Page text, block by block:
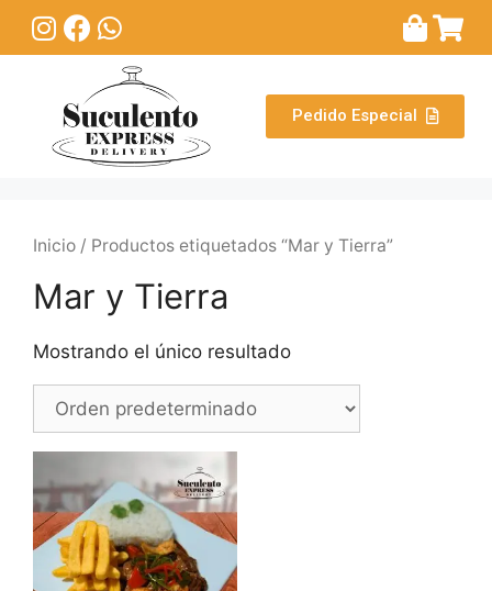
Pedido Especial
Inicio / Productos etiquetados “Mar y Tierra”
Mar y Tierra
Mostrando el único resultado